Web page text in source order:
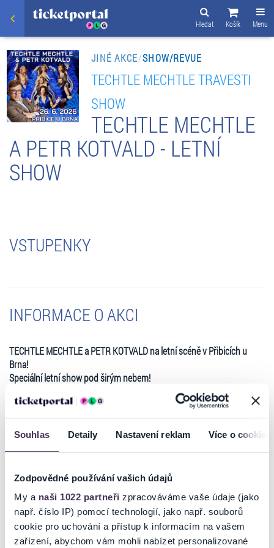
Souhlas Detaily Nastavení reklam Více o cookies
Zodpovědné používání vašich údajů
My a naši 1022 partneři zpracováváme vaše údaje (jako
např. číslo IP) pomocí technologií, jako např. souborů
cookie pro uchování a přístup k informacím na vašem
zařízení, abychom vám mohli nabízet personalizované
Menu
Košík
Hledat
JINÉ AKCE/SHOW/REVUE
TECHTLE MECHTLE TRAVESTI
SHOW
TECHTLE MECHTLE
A PETR KOTVALD - LETNÍ
SHOW
VSTUPENKY
INFORMACE O AKCI
TECHTLE MECHTLE a PETR KOTVALD na letní scéně v Přibicích u
Brna!
Speciální letní show pod širým nebem!
Speciální letní show pod širým nebem, letní drinky a grilování - to je
další skvělá letní akce s travesti revue Techtle Mechtle - tentokrát se
speciálním hostem PETREM KOTVALDEM. Speciální letní show,
připravená pro tento večer v Přibicích u Brna, s těmi největšími hity a
Techtle Mechtle revue
je v současné době nejúspěšnější česká show na poli divadelní scény.
V podání Techtle Mechtle se totiž vždy jedná o propracované
divadelní představení s výpravnou scénou a více jak 80-ti kostýmy.
Všechna představení jsou jednou velkou komedií, a to od začátku až
Číst více